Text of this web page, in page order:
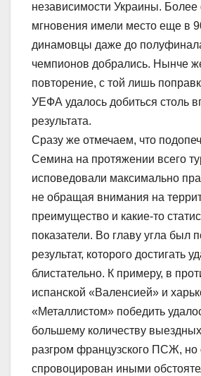
независимости Украины.
мгновения имели место еще в
динамовцы даже до
чемпионов добрались. Нынче
повторение, с той лишь
УЕФА удалось добиться столь
результата.
Сразу же отмечаем, что
Семина на протяжении всего
исповедовали максимально
не обращая внимания на
преимущество и какие-то
показатели. Во главу угла был
результат, которого достигать
блистательно. К примеру, в
испанской «Валенсией» и
«Металлистом» победить
большему количеству
разгром французского ПСЖ,
спровоцирован иными